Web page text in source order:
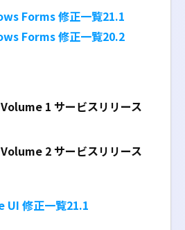
Forms 修正一覧21.1
Forms 修正一覧20.2
1 サービスリリース
2 サービスリリース
修正一覧21.1